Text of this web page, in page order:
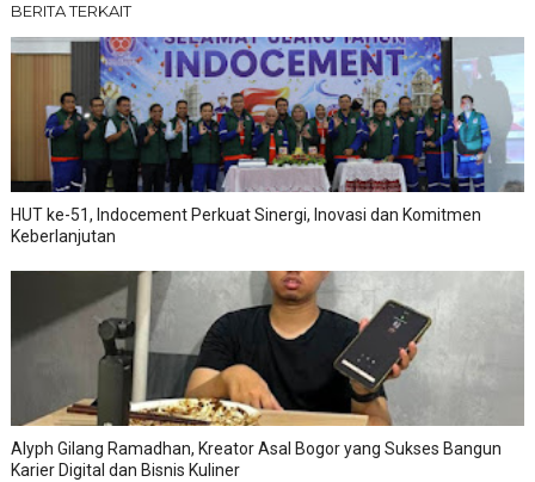
BERITA TERKAIT
HUT ke-51, Indocement Perkuat Sinergi, Inovasi dan Komitmen
Keberlanjutan
Alyph Gilang Ramadhan, Kreator Asal Bogor yang Sukses Bangun
Karier Digital dan Bisnis Kuliner